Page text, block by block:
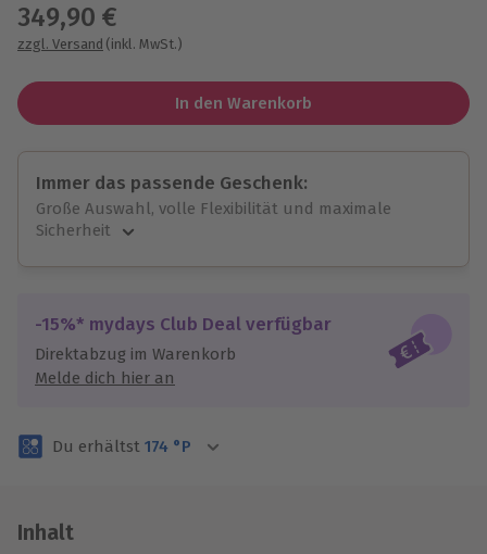
349,90 €
zzgl. Versand (inkl. MwSt.)
In den Warenkorb
Immer das passende Geschenk:
Große Auswahl, volle Flexibilität und maximale
Sicherheit
Jeder Gutschein für alle Erlebnisse einlösbar.
Maximale Sicherheit
3 Jahre gültig & verlängerbar.
-15%* mydays Club Deal verfügbar
Direktabzug im Warenkorb
Melde dich hier an
Du erhältst 174 °P
Inhalt